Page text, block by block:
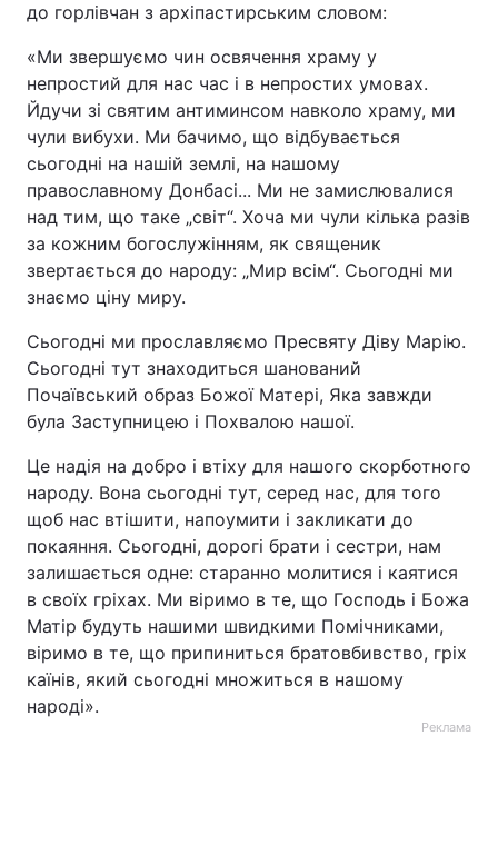
до горлівчан з архіпастирським словом:
«Ми звершуємо чин освячення храму у
непростий для нас час і в непростих умовах.
Йдучи зі святим антиминсом навколо храму, ми
чули вибухи. Ми бачимо, що відбувається
сьогодні на нашій землі, на нашому
православному Донбасі... Ми не замислювалися
над тим, що таке „світ“. Хоча ми чули кілька разів
за кожним богослужінням, як священик
звертається до народу: „Мир всім“. Сьогодні ми
знаємо ціну миру.
Сьогодні ми прославляємо Пресвяту Діву Марію.
Сьогодні тут знаходиться шанований
Почаївський образ Божої Матері, Яка завжди
була Заступницею і Похвалою нашої.
Це надія на добро і втіху для нашого скорботного
народу. Вона сьогодні тут, серед нас, для того
щоб нас втішити, напоумити і закликати до
покаяння. Сьогодні, дорогі брати і сестри, нам
залишається одне: старанно молитися і каятися
в своїх гріхах. Ми віримо в те, що Господь і Божа
Матір будуть нашими швидкими Помічниками,
віримо в те, що припиниться братовбивство, гріх
каїнів, який сьогодні множиться в нашому
народі».
Реклама